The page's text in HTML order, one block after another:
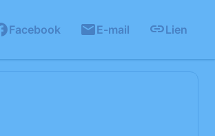
Facebook E-mail Lien